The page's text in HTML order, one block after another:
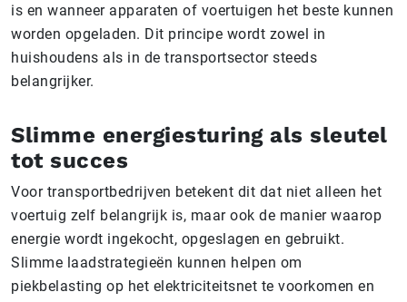
is en wanneer apparaten of voertuigen het beste kunnen
worden opgeladen. Dit principe wordt zowel in
huishoudens als in de transportsector steeds
belangrijker.
Slimme energiesturing als sleutel
tot succes
Voor transportbedrijven betekent dit dat niet alleen het
voertuig zelf belangrijk is, maar ook de manier waarop
energie wordt ingekocht, opgeslagen en gebruikt.
Slimme laadstrategieën kunnen helpen om
piekbelasting op het elektriciteitsnet te voorkomen en